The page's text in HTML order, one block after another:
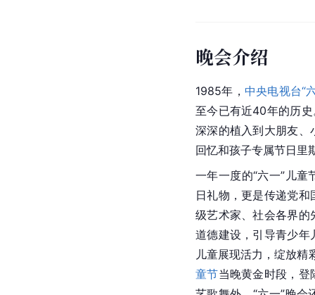
晚会介绍
1985年， 中央电视台“
至今已有近40年的历
深深的植入到大朋友、
回忆和孩子专属节日里
一年一度的“六一”儿
日礼物，更是传递党
级艺术家、社会各界的
道德建设，引导青少年
儿童展现活力，绽放精
童节当晚黄金时段，